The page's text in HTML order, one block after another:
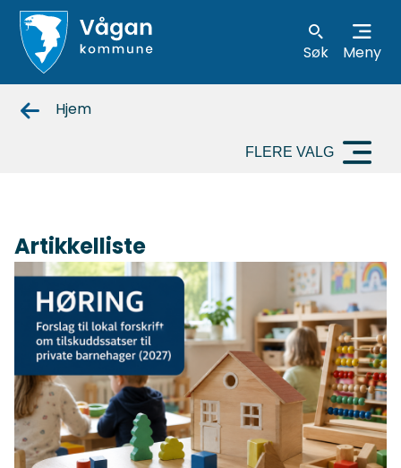
Vågan
Søk Meny
Hjem
FLERE VALG
Artikkelliste